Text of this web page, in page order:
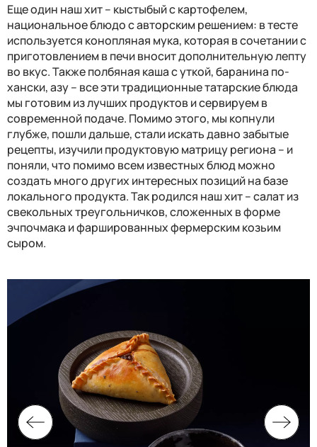
Еще один наш хит – кыстыбый с картофелем,
национальное блюдо с авторским решением: в тесте
используется конопляная мука, которая в сочетании с
приготовлением в печи вносит дополнительную лепту
во вкус. Также полбяная каша с уткой, баранина по-
хански, азу – все эти традиционные татарские блюда
мы готовим из лучших продуктов и сервируем в
современной подаче. Помимо этого, мы копнули
глубже, пошли дальше, стали искать давно забытые
рецепты, изучили продуктовую матрицу региона – и
поняли, что помимо всем известных блюд можно
создать много других интересных позиций на базе
локального продукта. Так родился наш хит – салат из
свекольных треугольничков, сложенных в форме
эчпочмака и фаршированных фермерским козьим
сыром.